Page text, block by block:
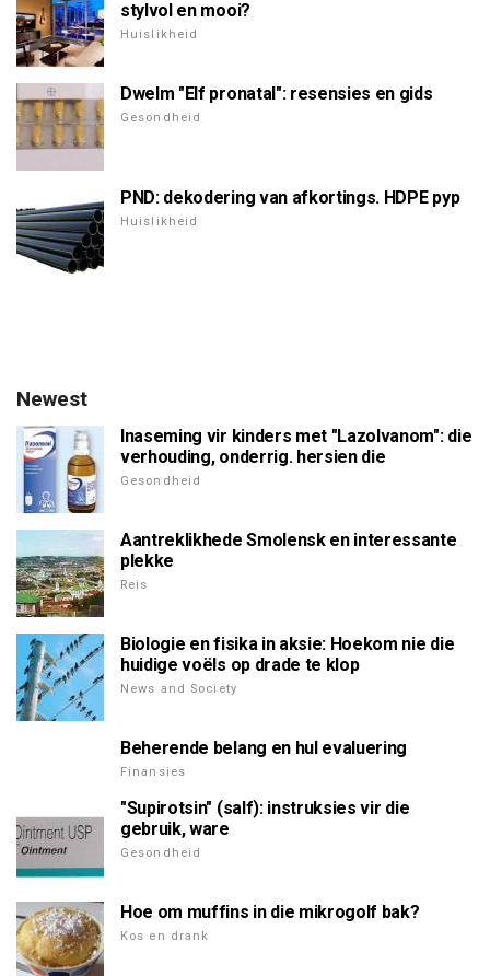
stylvol en mooi?
Huislikheid
Dwelm "Elf pronatal": resensies en gids
Gesondheid
PND: dekodering van afkortings. HDPE pyp
Huislikheid
Newest
Inaseming vir kinders met "Lazolvanom": die
verhouding, onderrig. hersien die
Gesondheid
Aantreklikhede Smolensk en interessante
plekke
Reis
Biologie en fisika in aksie: Hoekom nie die
huidige voëls op drade te klop
News and Society
Beherende belang en hul evaluering
Finansies
"Supirotsin" (salf): instruksies vir die
gebruik, ware
Gesondheid
Hoe om muffins in die mikrogolf bak?
Kos en drank